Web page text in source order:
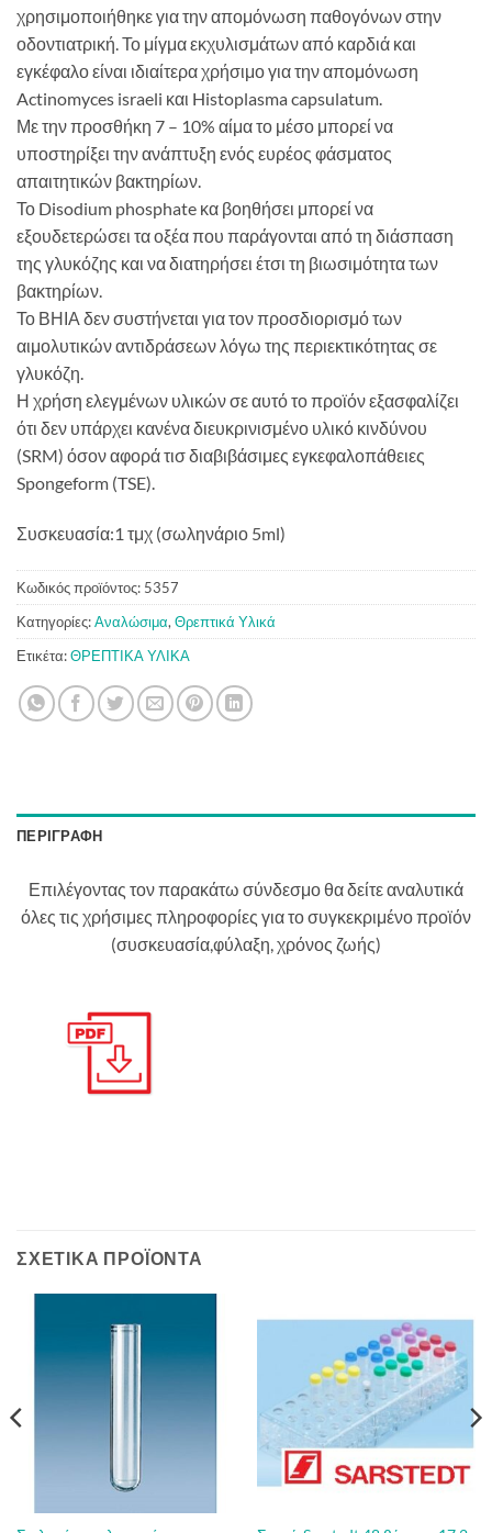
χρησιμοποιήθηκε για την απομόνωση παθογόνων στην
οδοντιατρική. Το μίγμα εκχυλισμάτων από καρδιά και
εγκέφαλο είναι ιδιαίτερα χρήσιμο για την απομόνωση
Actinomyces israeli και Histoplasma capsulatum.
Με την προσθήκη 7 – 10% αίμα το μέσο μπορεί να
υποστηρίξει την ανάπτυξη ενός ευρέος φάσματος
απαιτητικών βακτηρίων.
Το Disodium phosphate κα βοηθήσει μπορεί να
εξουδετερώσει τα οξέα που παράγονται από τη διάσπαση
της γλυκόζης και να διατηρήσει έτσι τη βιωσιμότητα των
βακτηρίων.
Το ΒΗΙΑ δεν συστήνεται για τον προσδιορισμό των
αιμολυτικών αντιδράσεων λόγω της περιεκτικότητας σε
γλυκόζη.
Η χρήση ελεγμένων υλικών σε αυτό το προϊόν εξασφαλίζει
ότι δεν υπάρχει κανένα διευκρινισμένο υλικό κινδύνου
(SRM) όσον αφορά τισ διαβιβάσιμες εγκεφαλοπάθειες
Spongeform (TSE).
Συσκευασία:1 τμχ (σωληνάριο 5ml)
Κωδικός προϊόντος: 5357
Κατηγορίες:Αναλώσιμα, Θρεπτικά Υλικά
Ετικέτα:ΘΡΕΠΤΙΚΑ ΥΛΙΚΑ
ΠΕΡΙΓΡΑΦΉ
Επιλέγοντας τον παρακάτω σύνδεσμο θα δείτε αναλυτικά
όλες τις χρήσιμες πληροφορίες για το συγκεκριμένο προϊόν
(συσκευασία,φύλαξη, χρόνος ζωής)
ΣΧΕΤΙΚΆ ΠΡΟΪΌΝΤΑ